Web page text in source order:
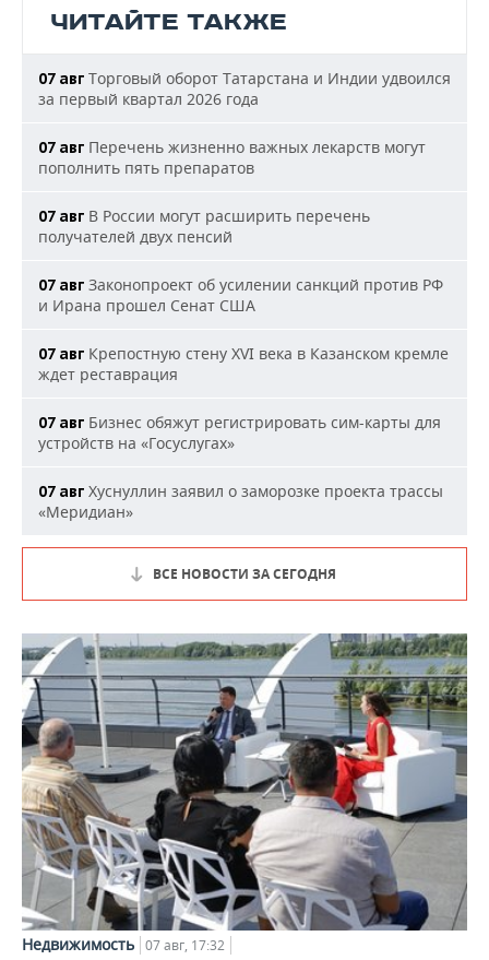
ЧИТАЙТЕ ТАКЖЕ
07 авг Торговый оборот Татарстана и Индии удвоился
за первый квартал 2026 года
07 авг Перечень жизненно важных лекарств могут
пополнить пять препаратов
07 авг В России могут расширить перечень
получателей двух пенсий
07 авг Законопроект об усилении санкций против РФ
и Ирана прошел Сенат США
07 авг Крепостную стену XVI века в Казанском кремле
ждет реставрация
07 авг Бизнес обяжут регистрировать сим-карты для
устройств на «Госуслугах»
07 авг Хуснуллин заявил о заморозке проекта трассы
«Меридиан»
ВСЕ НОВОСТИ ЗА СЕГОДНЯ
Недвижимость 07 авг, 17:32